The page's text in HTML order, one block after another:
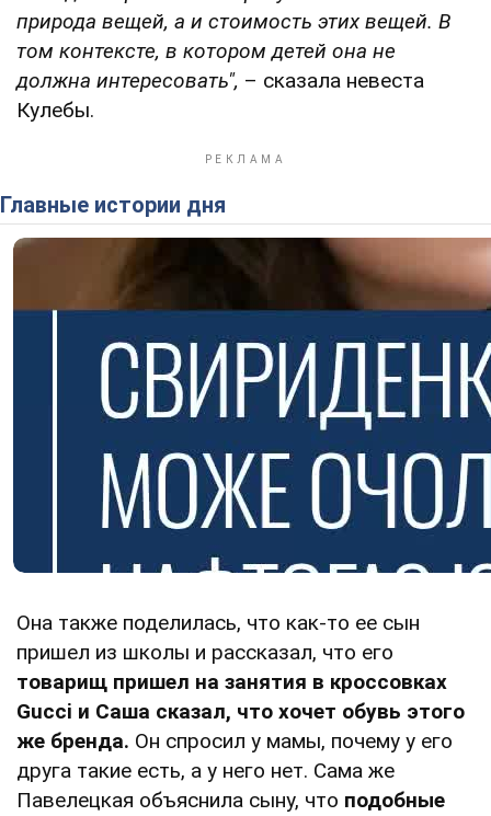
природа вещей, а и стоимость этих вещей. В
том контексте, в котором детей она не
должна интересовать", – сказала невеста
Кулебы.
Главные истории дня
Она также поделилась, что как-то ее сын
пришел из школы и рассказал, что его
товарищ пришел на занятия в кроссовках
Gucci и Саша сказал, что хочет обувь этого
же бренда. Он спросил у мамы, почему у его
друга такие есть, а у него нет. Сама же
Павелецкая объяснила сыну, что подобные